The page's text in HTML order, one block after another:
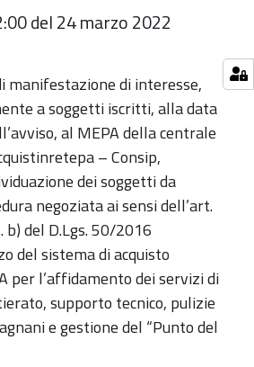
del 24 marzo 2022
manifestazione di interesse,
a soggetti iscritti, alla data
al MEPA della centrale
– Consip,
dei soggetti da
negoziata ai sensi dell’art.
del D.Lgs. 50/2016
del sistema di acquisto
per l’affidamento dei servizi di
supporto tecnico, pulizie
e gestione del “Punto del